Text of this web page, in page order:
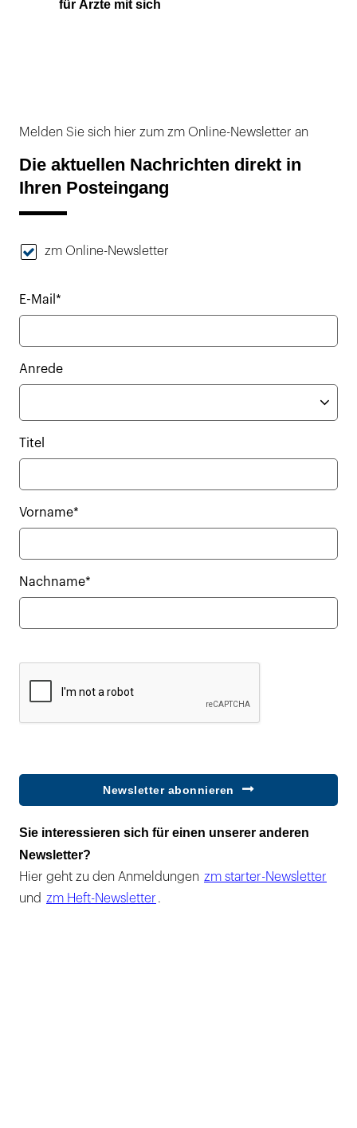
für Ärzte mit sich
Melden Sie sich hier zum zm Online-Newsletter an
Die aktuellen Nachrichten direkt in
Ihren Posteingang
zm Online-Newsletter
E-Mail*
Anrede
Titel
Vorname*
Nachname*
Newsletter abonnieren
Sie interessieren sich für einen unserer anderen
Newsletter?
Hier geht zu den Anmeldungen zm starter-Newsletter
und zm Heft-Newsletter .